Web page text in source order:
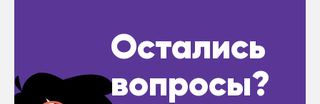
Остались
вопросы?